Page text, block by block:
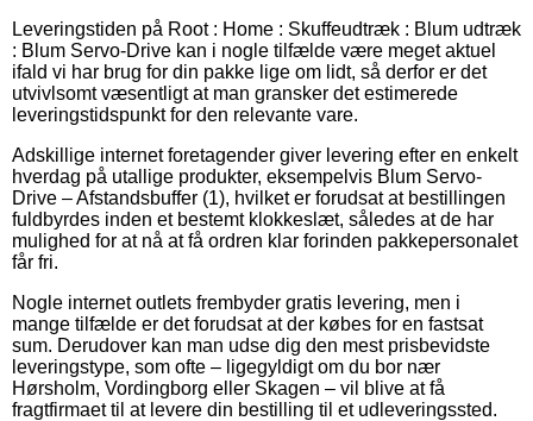
Leveringstiden på Root : Home : Skuffeudtræk : Blum udtræk
: Blum Servo-Drive kan i nogle tilfælde være meget aktuel
ifald vi har brug for din pakke lige om lidt, så derfor er det
utvivlsomt væsentligt at man gransker det estimerede
leveringstidspunkt for den relevante vare.
Adskillige internet foretagender giver levering efter en enkelt
hverdag på utallige produkter, eksempelvis Blum Servo-
Drive – Afstandsbuffer (1), hvilket er forudsat at bestillingen
fuldbyrdes inden et bestemt klokkeslæt, således at de har
mulighed for at nå at få ordren klar forinden pakkepersonalet
får fri.
Nogle internet outlets frembyder gratis levering, men i
mange tilfælde er det forudsat at der købes for en fastsat
sum. Derudover kan man udse dig den mest prisbevidste
leveringstype, som ofte – ligegyldigt om du bor nær
Hørsholm, Vordingborg eller Skagen – vil blive at få
fragtfirmaet til at levere din bestilling til et udleveringssted.